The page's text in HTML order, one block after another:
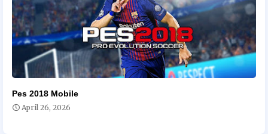
Pes 2018 Mobile
April 26, 2026